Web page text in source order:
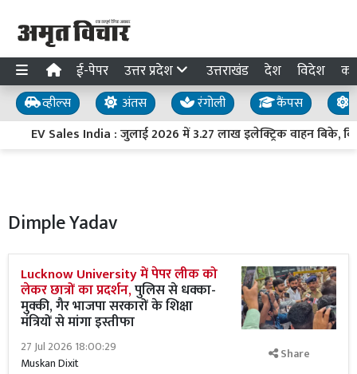
ई-पेपर उत्तर प्रदेश उत्तराखंड देश विदेश
व्हील्स अंतस रंगोली कैंपस
EV Sales India : जुलाई 2026 में 3.27 लाख इलेक्ट्रिक वाहन बिके, बिक्री
Dimple Yadav
Lucknow University में पेपर लीक को
लेकर छात्रों का प्रदर्शन,पुलिस से धक्का-
मुक्की, गैर भाजपा सरकारों के शिक्षा
मंत्रियों से मांगा इस्तीफा
27 Jul 2026 18:00:29
Muskan Dixit
Share